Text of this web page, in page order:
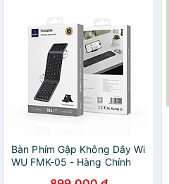
Bàn Phím Gập Không Dây Wi
WU FMK-05 - Hàng Chính